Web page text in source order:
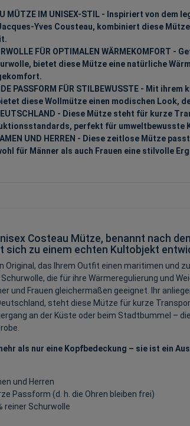
MÜTZE IM UNISEX-STIL - Inspiriert von dem
Yves Cousteau, kombiniert diese
FÜR OPTIMALEN WÄRMEKOMFORT -
bietet diese Mütze eine natürliche
PASSFORM FÜR STILBEWUSSTE - Mit
diese Wollmütze einen modischen Look,
- Diese Mütze steht für kurze
perfekt für umweltbewusste
UND HERREN - Diese zeitlose Mütze
für Männer als auch Frauen eine stilvolle
Costeau Mütze, benannt nach
sich zu einem echten Kultobjekt
Original, das Ihrem Outfit einen maritimen und
die für ihre Wärmeregulierung und
und Frauen gleichermaßen geeignet. Ihr
steht diese Mütze für kurze
an der Küste oder beim Stadtbummel –
als nur eine Kopfbedeckung – sie ist ein
und Herren
Passform (d. h. die Ohren bleiben frei)
reiner Schurwolle